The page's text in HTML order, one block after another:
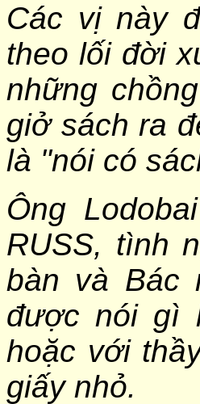
Các vị này
theo lối đời
những
giở sách ra
là "nói có
Ông
RUSS, tình
bàn và Bác
được nói gì
hoặc với
giấy nhỏ.